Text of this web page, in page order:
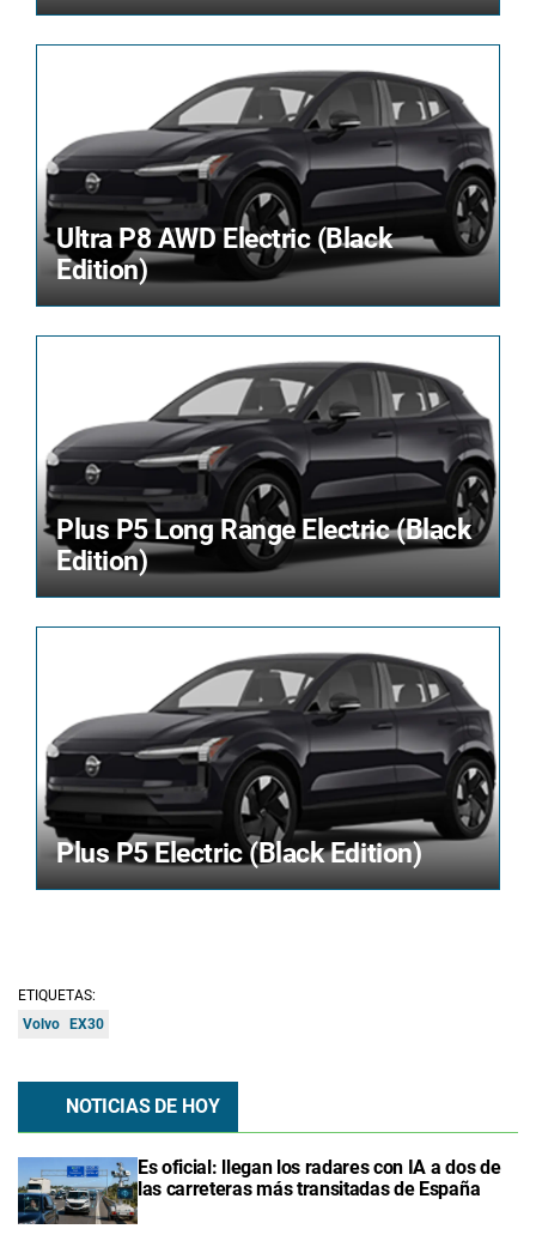
Ultra P8 AWD Electric (Black
Edition)
Plus P5 Long Range Electric (Black
Edition)
Plus P5 Electric (Black Edition)
ETIQUETAS:
Volvo EX30
NOTICIAS DE HOY
Es oficial: llegan los radares con IA a dos de
las carreteras más transitadas de España